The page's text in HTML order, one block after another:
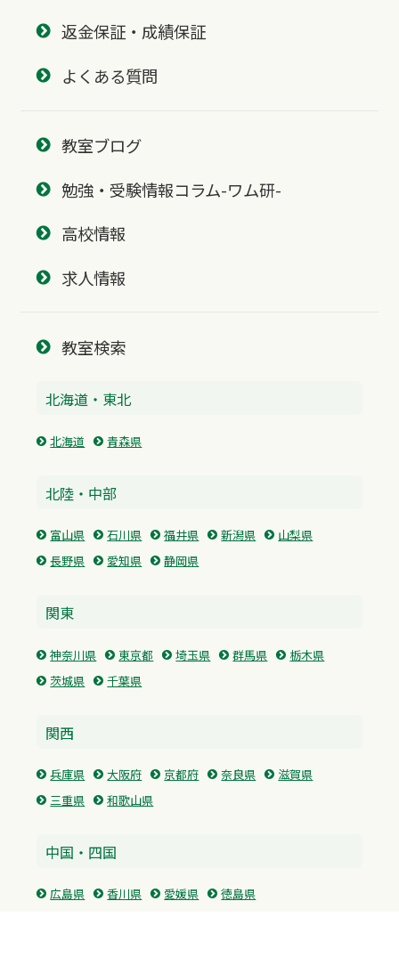
返金保証・成績保証
よくある質問
教室ブログ
勉強・受験情報コラム-ワム研-
高校情報
求人情報
教室検索
北海道・東北
北海道 青森県
北陸・中部
富山県 石川県 福井県 新潟県
山梨県
長野県
愛知県 静岡県
関東
神奈川県 東京都 埼玉県 群馬県
栃木県
茨城県
千葉県
関西
兵庫県 大阪府 京都府 奈良県
滋賀県
三重県
和歌山県
中国・四国
広島県 香川県 愛媛県 徳島県